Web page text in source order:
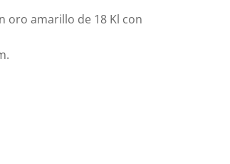
oro amarillo de 18 Kl con